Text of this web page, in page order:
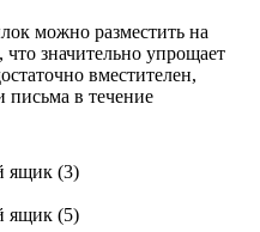
можно разместить на
значительно упрощает
вместителен,
письма в течение